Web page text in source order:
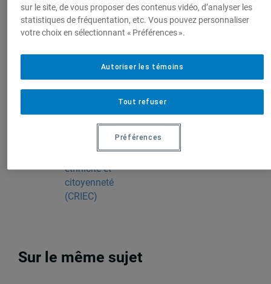
Ricard Zapata-Barrero X. Ferrer-Gallardo
Produit par
Centre de
recherche en
immigration,
ethnicité et
citoyenneté
(CRIEC)
Sur le même sujet
sur le site, de vous proposer des contenus vidéo, d’analyser les
statistiques de fréquentation, etc. Vous pouvez personnaliser
votre choix en sélectionnant « Préférences ».
Tout refuser
Autoriser les témoins
Préférences